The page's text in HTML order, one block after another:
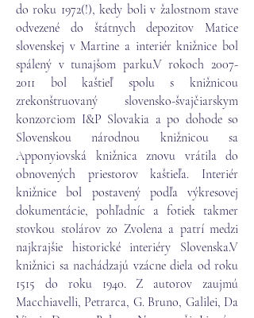
do roku 1972(!), kedy boli v žalostnom stave
odvezené do štátnych depozitov Matice
slovenskej v Martine a interiér knižnice bol
spálený v tunajšom parku.V rokoch2007-
2011 bol kaštieľ spolu s knižnicou
zrekonštruovaný slovensko-švajčiarskym
konzorciom I&P Slovakia a po dohode so
Slovenskou národnou knižnicou sa
Apponyiovská knižnica znovu vrátila do
obnovených priestorov kaštieľa. Interiér
knižnice bol postavený podľa výkresovej
dokumentácie, pohľadníc a fotiek takmer
stovkou stolárov zo Zvolena a patrí medzi
najkrajšie historické interiéry Slovenska.V
knižnici sa nachádzajú vzácne diela od roku
1515 do roku 1940. Z autorov zaujmú
Macchiavelli, Petrarca, G. Bruno, Galilei, Da